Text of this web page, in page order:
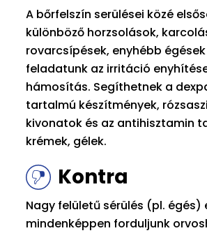
A bőrfelszín serülései közé
különböző horzsolások,
rovarcsípések, enyhébb
feladatunk az irritáció
hámosítás. Segíthetnek a
tartalmú készítmények,
kivonatok és az antihisztamin
krémek, gélek.
Kontra
Nagy felületű sérülés (pl. égés)
mindenképpen forduljunk